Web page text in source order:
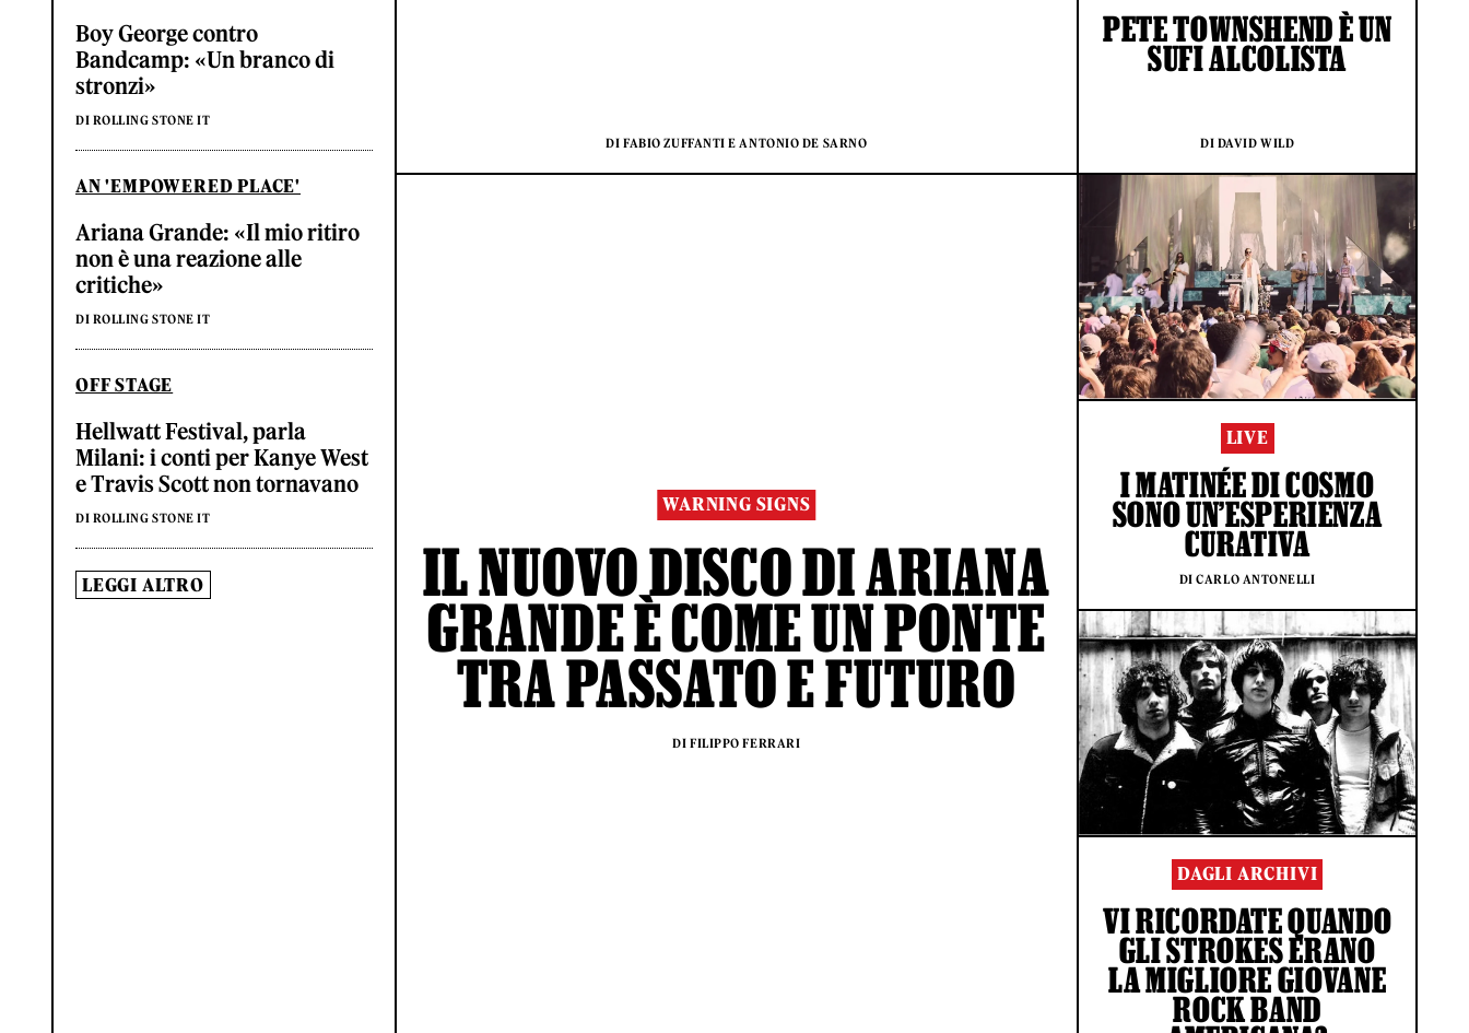
Boy George contro
Bandcamp: «Un branco di
stronzi»
DI ROLLING STONE IT
AN 'EMPOWERED PLACE'
Ariana Grande: «Il mio ritiro
non è una reazione alle
critiche»
DI ROLLING STONE IT
OFF STAGE
Hellwatt Festival, parla
Milani: i conti per Kanye West
e Travis Scott non tornavano
DI ROLLING STONE IT
LEGGI ALTRO
DI FABIO ZUFFANTI E ANTONIO DE SARNO
PETE TOWNSHEND È UN
SUFI ALCOLISTA
DI DAVID WILD
WARNING SIGNS
IL NUOVO DISCO DI ARIANA
GRANDE È COME UN PONTE
TRA PASSATO E FUTURO
DI FILIPPO FERRARI
LIVE
I MATINÉE DI COSMO
SONO UN’ESPERIENZA
CURATIVA
DI CARLO ANTONELLI
DAGLI ARCHIVI
VI RICORDATE QUANDO
GLI STROKES ERANO
LA MIGLIORE GIOVANE
ROCK BAND